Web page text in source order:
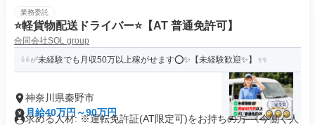
業務委託
⭐️軽貨物配送ドライバー⭐️【AT 普通免許可】
合同会社SOL group
✅未経験でも月収50万以上稼がせます⭕✨【未経験歓迎✨】
神奈川県秦野市
月給40万円～90万円
求める人材: ※運転免許証(AT限定可)をお持ちの方 《今働く人